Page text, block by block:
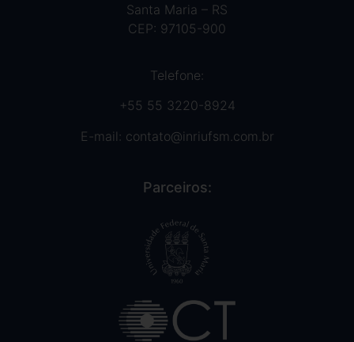
Santa Maria – RS
CEP: 97105-900
Telefone:
+55 55 3220-8924
E-mail: contato@inriufsm.com.br
Parceiros: